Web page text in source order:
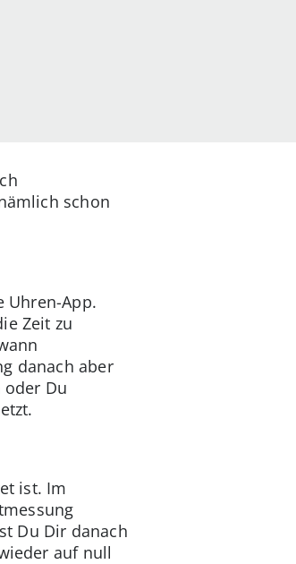
schon
Uhren-App.
Zeit zu
danach aber
oder Du
ist. Im
Du Dir danach
auf null